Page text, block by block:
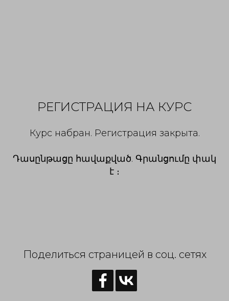
РЕГИСТРАЦИЯ НА КУРС
Курс набран. Регистрация закрыта.
Դասընթացը հավաքված. Գրանցումը փակ
է ։
Поделиться страницей в соц. сетях